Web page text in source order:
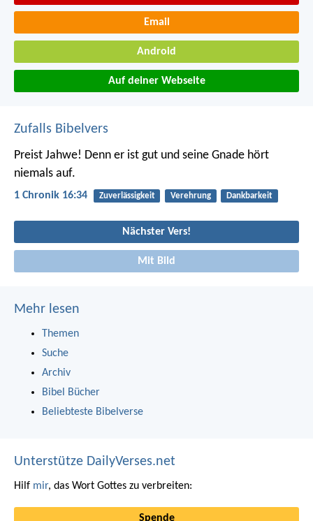
Email
Android
Auf deiner Webseite
Zufalls Bibelvers
Preist Jahwe! Denn er ist gut und seine Gnade hört
niemals auf.
1 Chronik 16:34 Zuverlässigkeit Verehrung Dankbarkeit
Nächster Vers!
Mit Bild
Mehr lesen
Themen
Suche
Archiv
Bibel Bücher
Beliebteste Bibelverse
Unterstütze DailyVerses.net
Hilf mir, das Wort Gottes zu verbreiten:
Spende